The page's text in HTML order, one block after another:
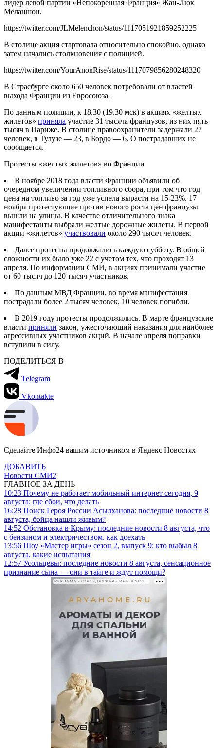
лидер левой партии «Непокоренная Франция» Жан-Люк
Меланшон.
https://twitter.com/JLMelenchon/status/1117051921859252225
В столице акция стартовала относительно спокойно, однако
затем начались столкновения с полицией.
https://twitter.com/YourAnonRise/status/1117079856280248320
В Страсбурге около 650 человек потребовали от властей
выхода Франции из Евросоюза.
По данным полиции, к 18.30 (19.30 мск) в акциях «желтых
жилетов» приняла участие 31 тысяча французов, из них пять
тысяч в Париже. В столице правоохранители задержали 27
человек, в Тулузе — 23, в Бордо — 6. О пострадавших не
сообщается.
Протесты «желтых жилетов» во Франции
В ноябре 2018 года власти Франции объявили об
очередном увеличении топливного сбора, при том что год
цена на топливо за год уже успела вырасти на 15-23%. 17
ноября протестующие против нового роста цен французы
вышли на улицы. В качестве отличительного знака
манифестанты выбрали желтые дорожные жилеты. В первой
акции «жилетов» участвовали около 290 тысяч человек.
Далее протесты продолжались каждую субботу. В общей
сложности их было уже 22 с учетом тех, что проходят 13
апреля. По информации СМИ, в акциях принимали участие
от 60 тысяч до 120 тысяч участников.
По данным МВД Франции, во время манифестация
пострадали более 2 тысяч человек, 10 человек погибли.
В 2019 году протесты продолжились. В марте французские
власти приняли закон, ужесточающий наказания для наиболее
агрессивных участников акций. В начале апреля поправки
вступили в силу.
ПОДЕЛИТЬСЯ В
Telegram
Vkontakte
Сделайте Инфо24 вашим источником в Яндекс.Новостях
ДОБАВИТЬ
Новости СМИ2
ГЛАВНОЕ ЗА ДЕНЬ
10:23 Почему не работает мобильный интернет сегодня, 9
августа: где сбои, что делать
16:28 Поиск Героя России Асылханова: последние новости 8
августа, бойца нашли живым?
14:52 Обстановка в Крыму: последние новости 8 августа, что
с бензином и электричеством, как доехать
13:56 Шоу «Мастер игры» сезон 2, выпуск 9: кто выбыл 8
августа, какие испытания
12:57 Усольцевы: последние новости 8 августа, сенсационное
признание сына — они в тайге и ждут помощи?
РЕКЛАМА • ООО «ДРУЖБА» ИНН 9704146411